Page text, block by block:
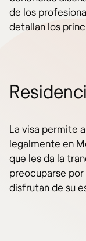
de los
detallan los
La visa permite
legalmente en
que les da la
preocuparse
disfrutan de su